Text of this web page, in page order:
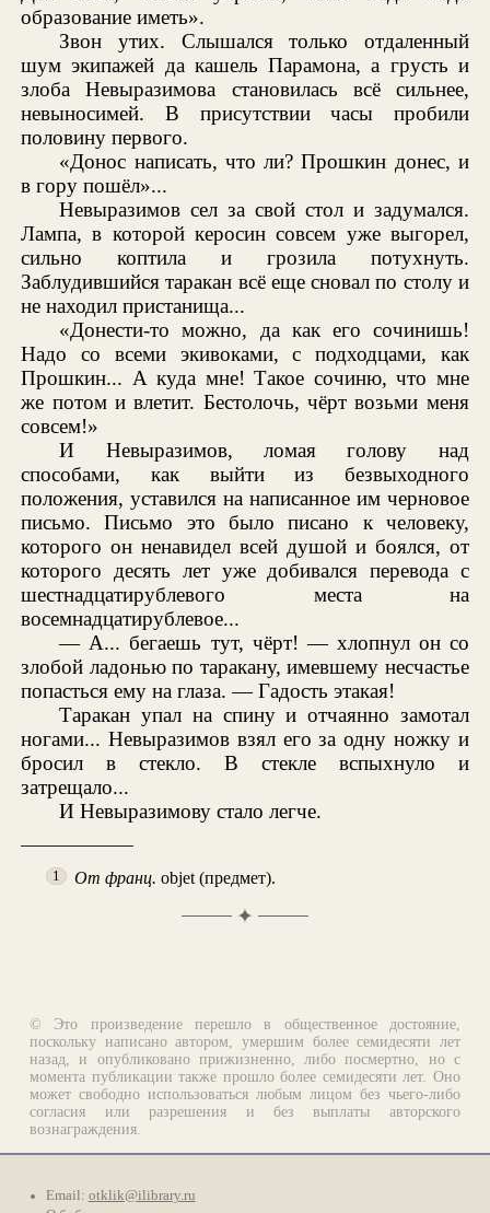
образование иметь».
Звон утих. Слышался только отдаленный
шум экипажей да кашель Парамона, а грусть и
злоба Невыразимова становилась всё сильнее,
невыносимей. В присутствии часы пробили
половину первого.
«Донос написать, что ли? Прошкин донес, и
в гору пошёл»...
Невыразимов сел за свой стол и задумался.
Лампа, в которой керосин совсем уже выгорел,
сильно коптила и грозила потухнуть.
Заблудившийся таракан всё еще сновал по столу и
не находил пристанища...
«Донести-то можно, да как его сочинишь!
Надо со всеми экивоками, с подходцами, как
Прошкин... А куда мне! Такое сочиню, что мне
же потом и влетит. Бестолочь, чёрт возьми меня
совсем!»
И Невыразимов, ломая голову над
способами, как выйти из безвыходного
положения, уставился на написанное им черновое
письмо. Письмо это было писано к человеку,
которого он ненавидел всей душой и боялся, от
которого десять лет уже добивался перевода с
шестнадцатирублевого места на
восемнадцатирублевое...
— А... бегаешь тут, чёрт! — хлопнул он со
злобой ладонью по таракану, имевшему несчастье
попасться ему на глаза. — Гадость этакая!
Таракан упал на спину и отчаянно замотал
ногами... Невыразимов взял его за одну ножку и
бросил в стекло. В стекле вспыхнуло и
затрещало...
И Невыразимову стало легче.
1 От франц. objet (предмет).
✦
© Это произведение перешло в общественное достояние,
поскольку написано автором, умершим более семидесяти лет
назад, и опубликовано прижизненно, либо посмертно, но с
момента публикации также прошло более семидесяти лет. Оно
может свободно использоваться любым лицом без чьего-либо
согласия или разрешения и без выплаты авторского
вознаграждения.
Email: otklik@ilibrary.ru